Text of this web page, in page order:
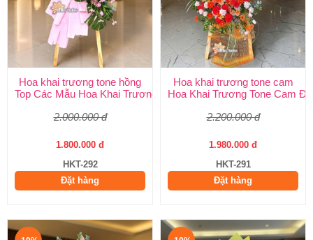
Hoa khai trương tone hồng
Top Các Mẫu Hoa Khai Trương Tone Hồng Đẹp, Sang Trọng,
2.000.000 đ
1.800.000 đ
HKT-292
Đặt hàng
Hoa khai trương tone cam
Hoa Khai Trương Tone Cam
2.200.000 đ
1.980.000 đ
HKT-291
Đặt hàng